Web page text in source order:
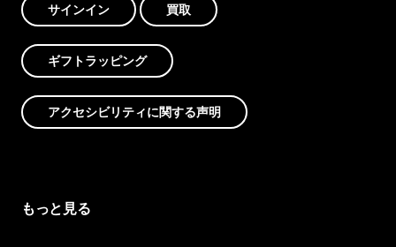
サインイン 買取
ギフトラッピング
アクセシビリティに関する声明
もっと見る